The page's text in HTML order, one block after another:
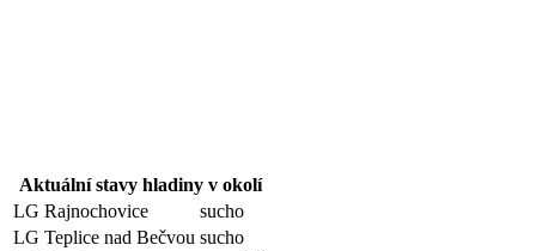
Aktuální stavy hladiny v okolí
LG Rajnochovice
sucho
LG Teplice nad Bečvou sucho